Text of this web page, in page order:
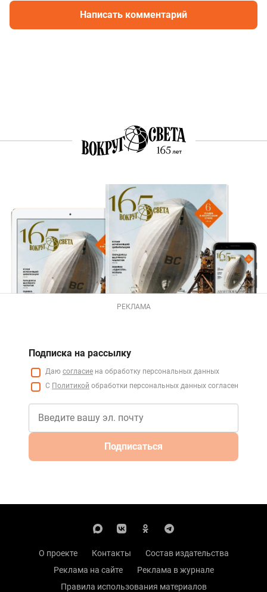
Написать комментарий
РЕКЛАМА
Подписка на рассылку
Даю согласие на обработку персональных данных
С Политикой обработки персональных данных согласен
Подписаться
О проекте Контакты
Состав издательства
Реклама на сайте
Реклама в журнале
Правила использования материалов